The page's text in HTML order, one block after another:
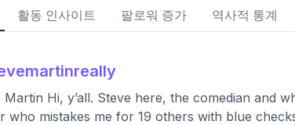
활동 인사이트 팔로워 증가 역사적 통계
Martin Hi, y’all. Steve here, the comedian and
who mistakes me for 19 others with blue